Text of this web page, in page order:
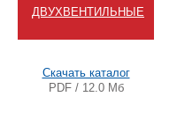
ДВУХВЕНТИЛЬНЫЕ
Скачать каталог
PDF / 12.0 Мб